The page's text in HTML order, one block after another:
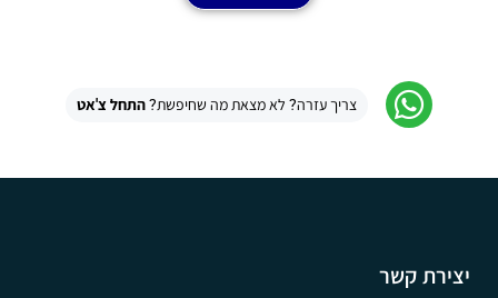
צריך עזרה? לא מצאת מה שחיפשת?התחל צ'אט
יצירת קשר